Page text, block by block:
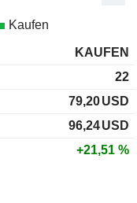
Kaufen
KAUFEN
22
79,20USD
96,24USD
+21,51 %